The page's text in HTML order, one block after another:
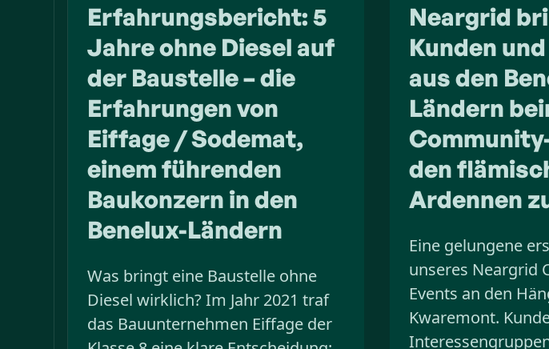
Erfahrungsbericht: 5
Jahre ohne Diesel auf
der Baustelle – die
Erfahrungen von
Eiffage / Sodemat,
einem führenden
Baukonzern in den
Benelux-Ländern
Was bringt eine Baustelle ohne
Diesel wirklich? Im Jahr 2021 traf
das Bauunternehmen Eiffage der
Neargrid
Kunden
aus den
Ländern
den
Ardennen
Eine gelungene
unseres Neargrid
Events an den
Kwaremont.